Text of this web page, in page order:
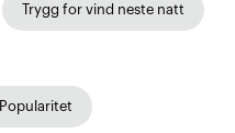
Trygg for vind neste natt
Popularitet